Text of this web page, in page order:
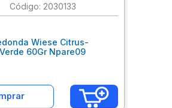
: 2030133
Wiese Citrus-
60Gr Npare09